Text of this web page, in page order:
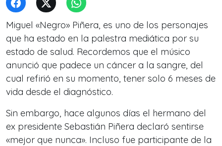
Miguel «Negro» Piñera, es uno de los personajes
que ha estado en la palestra mediática por su
estado de salud. Recordemos que el músico
anunció que padece un cáncer a la sangre, del
cual refirió en su momento, tener solo 6 meses de
vida desde el diagnóstico.
Sin embargo, hace algunos días el hermano del
ex presidente Sebastián Piñera declaró sentirse
«mejor que nunca». Incluso fue participante de la